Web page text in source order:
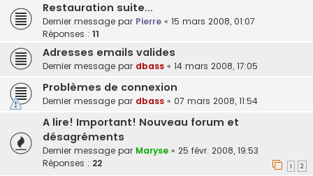
Restauration suite...
Dernier message par Pierre « 15 mars 2008, 01:07
Réponses : 11
Adresses emails valides
Dernier message par dbass « 14 mars 2008, 17:05
Problèmes de connexion
Dernier message par dbass « 07 mars 2008, 11:54
A lire! Important! Nouveau forum et
désagréments
Dernier message par Maryse « 25 févr. 2008, 19:53
Réponses : 22 1 2